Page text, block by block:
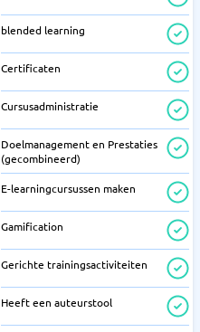
blended learning
Certificaten
Cursusadministratie
Doelmanagement en Prestaties
(gecombineerd)
E-learningcursussen maken
Gamification
Gerichte trainingsactiviteiten
Heeft een auteurstool